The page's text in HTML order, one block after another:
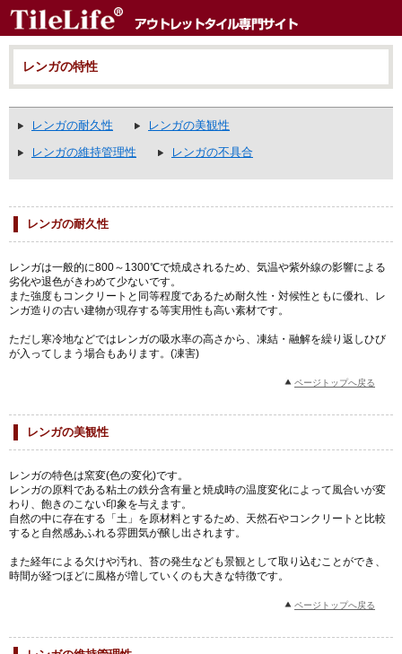
レンガの特性
レンガの耐久性
レンガの美観性
レンガの維持管理性
レンガの不具合
レンガの耐久性
レンガは一般的に800～1300℃で焼成されるため、気温や紫外線の影響による
劣化や退色がきわめて少ないです。
また強度もコンクリートと同等程度であるため耐久性・対候性ともに優れ、レ
ンガ造りの古い建物が現存する等実用性も高い素材です。
ただし寒冷地などではレンガの吸水率の高さから、凍結・融解を繰り返しひび
が入ってしまう場合もあります。(凍害)
ページトップへ戻る
レンガの美観性
レンガの特色は窯変(色の変化)です。
レンガの原料である粘土の鉄分含有量と焼成時の温度変化によって風合いが変
わり、飽きのこない印象を与えます。
自然の中に存在する「土」を原材料とするため、天然石やコンクリートと比較
すると自然感あふれる雰囲気が醸し出されます。
また経年による欠けや汚れ、苔の発生なども景観として取り込むことができ、
時間が経つほどに風格が増していくのも大きな特徴です。
ページトップへ戻る